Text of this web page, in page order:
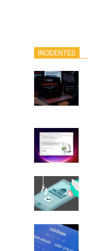
INCIDENTES